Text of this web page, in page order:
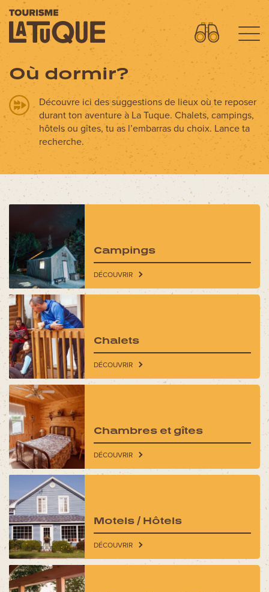
Menu
L'aventure commence ici
OÙ DORMIR?
QUOI FAIRE?
AVENTURES
FORFAITS SPECTACLES
CIRCUITS MOTO
Découvrez aussi
Circuits moto
Forfaits spectacles
Cartes et brochures
Accueil de groupe
La Tuque et ses régions
Ski La Tuque
Concours
Infos pratiques
Nous joindre
Où dormir?
Découvre ici des suggestions de lieux où te reposer
durant ton aventure à La Tuque. Chalets, campings,
hôtels ou gîtes, tu as l’embarras du choix. Lance ta
recherche.
Campings
DÉCOUVRIR
Chalets
DÉCOUVRIR
Chambres et gîtes
DÉCOUVRIR
Motels / Hôtels
DÉCOUVRIR